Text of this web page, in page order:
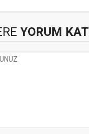
YORUM KAT